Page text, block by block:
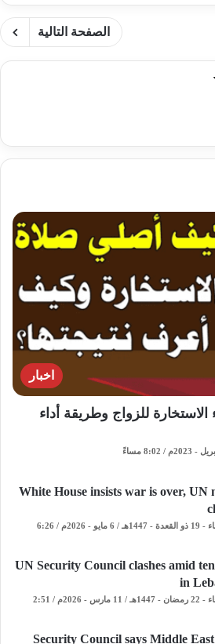
الصفحة التالية
اخبار
للزواج وطريقة أداء
White House insists war is over, UN
الأربعاء - 19 ذو القعدة - 1447هـ / 6 مايو - 2026م / 6:26
UN Security Council clashes amid
in
الأربعاء - 22 رمضان - 1447هـ / 11 مارس - 2026م / 2:51
Security Council says Middle